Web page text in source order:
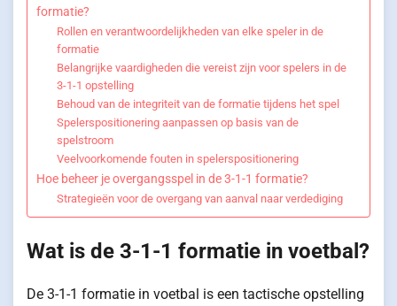
formatie?
Rollen en verantwoordelijkheden van elke speler in de
formatie
Belangrijke vaardigheden die vereist zijn voor spelers in de
3-1-1 opstelling
Behoud van de integriteit van de formatie tijdens het spel
Spelerspositionering aanpassen op basis van de
spelstroom
Veelvoorkomende fouten in spelerspositionering
Hoe beheer je overgangsspel in de 3-1-1 formatie?
Strategieën voor de overgang van aanval naar verdediging
Wat is de 3-1-1 formatie in voetbal?
De 3-1-1 formatie in voetbal is een tactische opstelling